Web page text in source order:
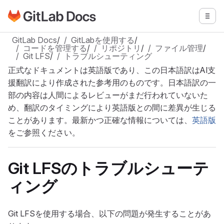
メインコンテンツにスキップ
GitLabドキュメントのホームページに移動 メニ
GitLab Docs/ GitLabを使用する/
コードを管理する/ リポジトリ / ファイル管理/
Git LFS/
トラブルシューティング
正式なドキュメントは英語版であり、この日本語訳はAI支
援翻訳により作成された参考用のものです。日本語訳の一
部の内容は人間によるレビューがまだ行われていないた
め、翻訳のタイミングにより英語版との間に差異が生じる
ことがあります。最新かつ正確な情報については、 英語版
をご参照ください。
Git LFSのトラブルシューテ
ィング
Git LFSを使用する場合、以下の問題が発生することがあ